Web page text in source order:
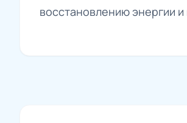
восстановлению энергии